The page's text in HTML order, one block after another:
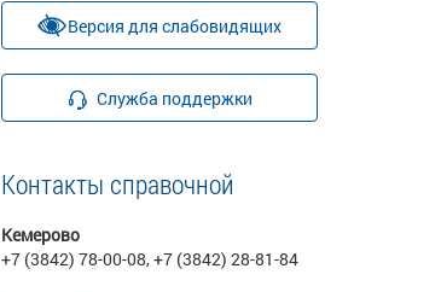
Версия для слабовидящих
Служба поддержки
Контакты справочной
Кемерово
+7 (3842) 78-00-08, +7 (3842) 28-81-84